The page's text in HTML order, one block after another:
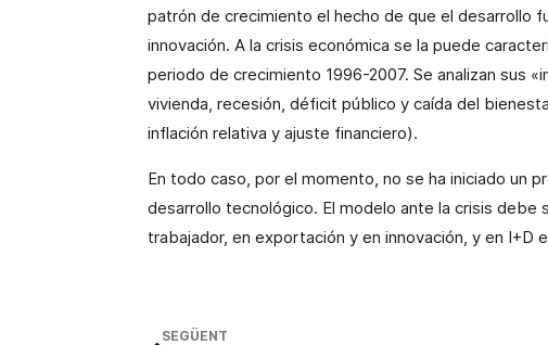
patrón de crecimiento el hecho de que el desarrollo
innovación. A la crisis económica se la puede
periodo de crecimiento 1996-2007. Se analizan sus
vivienda, recesión, déficit público y caída del
inflación relativa y ajuste financiero).
En todo caso, por el momento, no se ha iniciado un
desarrollo tecnológico. El modelo ante la crisis debe
trabajador, en exportación y en innovación, y en I+D
SEGÜENT